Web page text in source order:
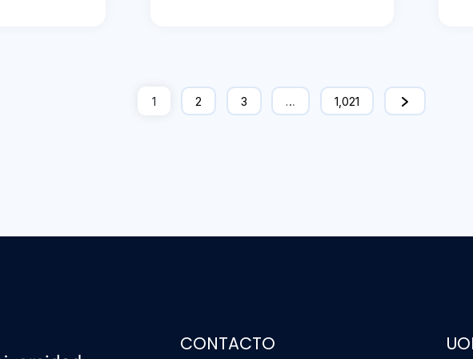
1 2 3 … 1,021
CONTACTO